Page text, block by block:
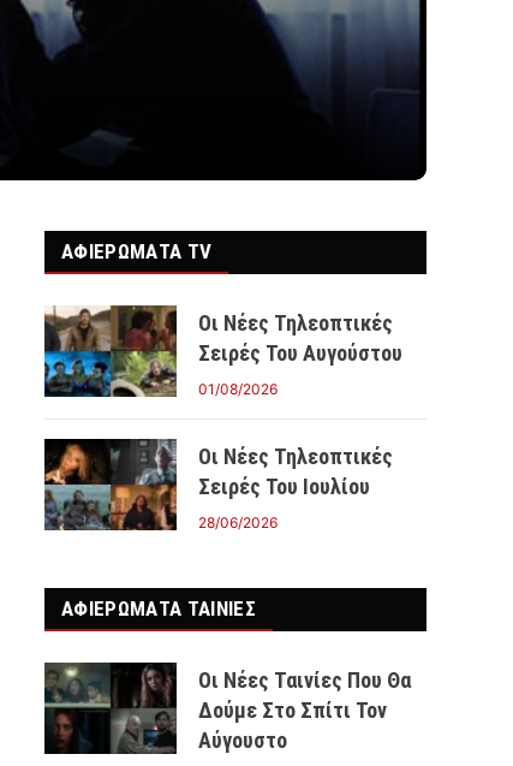
ΑΦΙΕΡΩΜΑΤΑ TV
Οι Νέες Τηλεοπτικές
Σειρές Του Αυγούστου
01/08/2026
Οι Νέες Τηλεοπτικές
Σειρές Του Ιουλίου
28/06/2026
ΑΦΙΕΡΩΜΑΤΑ ΤΑΙΝΊΕΣ
Οι Νέες Ταινίες Που Θα
Δούμε Στο Σπίτι Τον
Αύγουστο